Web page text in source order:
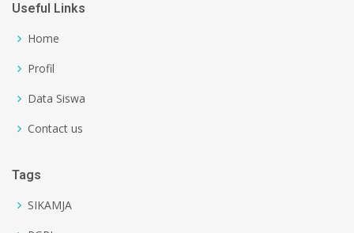
Useful Links
Home
Profil
Data Siswa
Contact us
Tags
SIKAMJA